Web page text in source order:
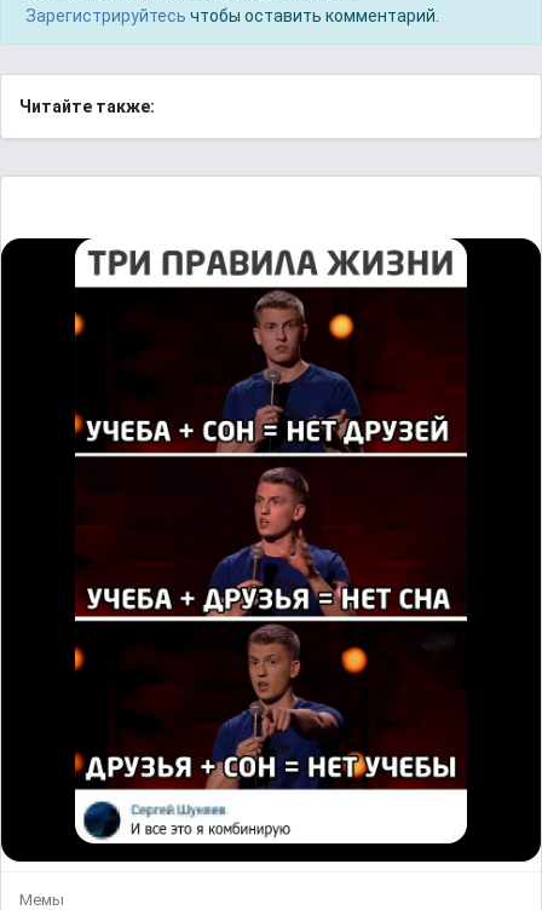
Зарегистрируйтесь чтобы оставить комментарий.
Читайте также:
Мемы